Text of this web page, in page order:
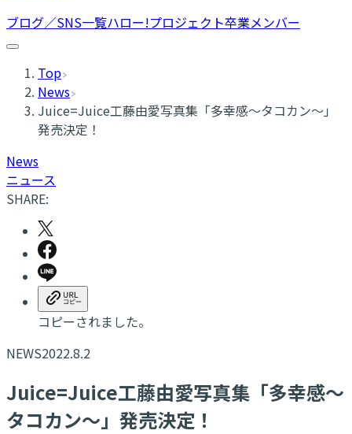
ブログ／SNS一覧ハロー!プロジェクト卒業メンバー
Top
News
Juice=Juice工藤由愛写真集「多幸感～タコカン～」
発売決定！
News
ニュース
SHARE:
コピーされました。
NEWS2022.8.2
Juice=Juice工藤由愛写真集「多幸感～
タコカン～」発売決定！